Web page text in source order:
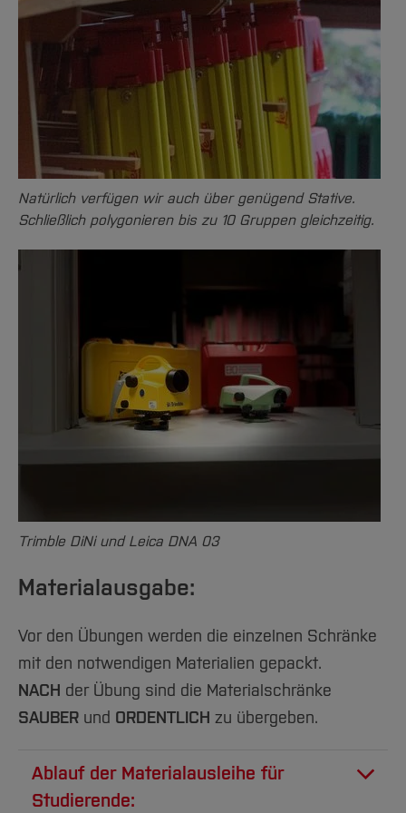
Natürlich verfügen wir auch über genügend Stative.
Schließlich polygonieren bis zu 10 Gruppen gleichzeitig.
Trimble DiNi und Leica DNA 03
Materialausgabe:
Vor den Übungen werden die einzelnen Schränke
mit den notwendigen Materialien gepackt.
NACH der Übung sind die Materialschränke
SAUBER und ORDENTLICH zu übergeben.
Ablauf der Materialausleihe für
Studierende: